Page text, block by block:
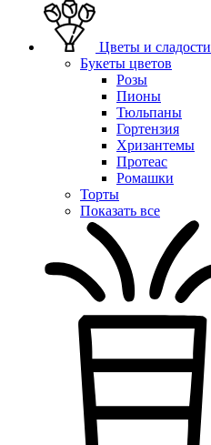
Цветы и сладости
Букеты цветов
Розы
Пионы
Тюльпаны
Гортензия
Хризантемы
Протеас
Ромашки
Торты
Показать все